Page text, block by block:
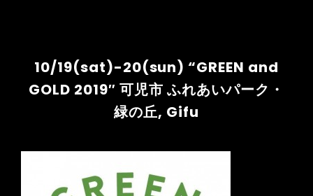
10/19(sat)-20(sun) “GREEN and
GOLD 2019″ 可児市 ふれあいパーク・
緑の丘, Gifu